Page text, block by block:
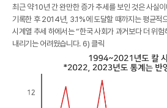
최근 약 10년 간 완만한 증가 추세를 보인 것은 사실
기록한 후 2014년, 3.1%에 도달할 때까지는 평균적
시계열 추세 하에서는“한국 사회가 과거보다 더 위
내리기는 어려웠습니다. 6) 클릭